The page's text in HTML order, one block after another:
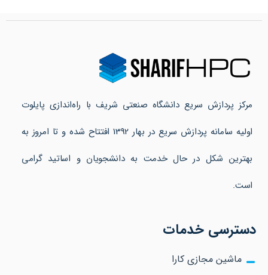
مرکز پردازش سریع دانشگاه صنعتی شریف با راه‌اندازی پایلوت
اولیه سامانه پردازش سریع در بهار 1392 افتتاح شده و تا امروز به
بهترین شکل در حال خدمت به دانشجویان و اساتید گرامی
است.
دسترسی خدمات
ماشین مجازی کارا